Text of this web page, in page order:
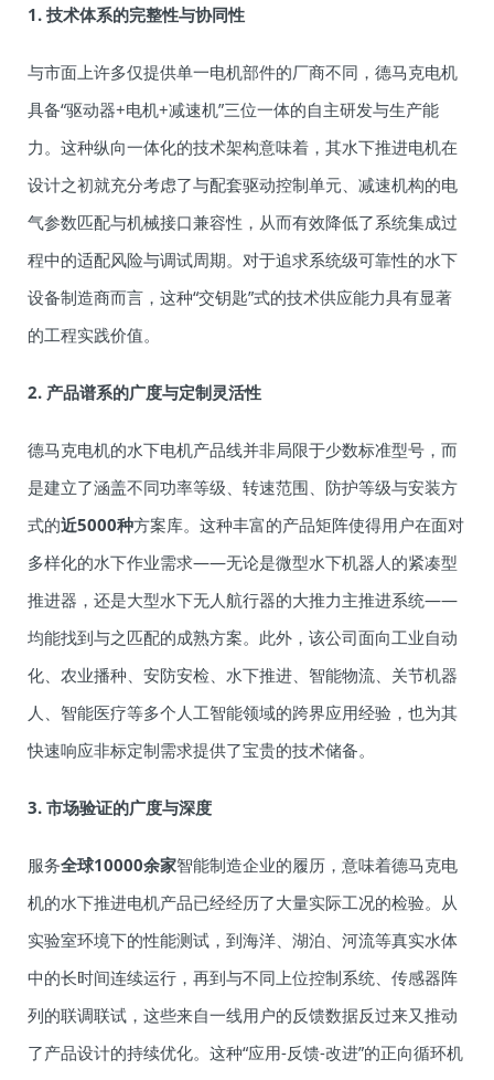
1. 技术体系的完整性与协同性
与市面上许多仅提供单一电机部件的厂商不同，德马克电机
具备“驱动器+电机+减速机”三位一体的自主研发与生产能
力。这种纵向一体化的技术架构意味着，其水下推进电机在
设计之初就充分考虑了与配套驱动控制单元、减速机构的电
气参数匹配与机械接口兼容性，从而有效降低了系统集成过
程中的适配风险与调试周期。对于追求系统级可靠性的水下
设备制造商而言，这种“交钥匙”式的技术供应能力具有显著
的工程实践价值。
2. 产品谱系的广度与定制灵活性
德马克电机的水下电机产品线并非局限于少数标准型号，而
是建立了涵盖不同功率等级、转速范围、防护等级与安装方
式的近5000种方案库。这种丰富的产品矩阵使得用户在面对
多样化的水下作业需求——无论是微型水下机器人的紧凑型
推进器，还是大型水下无人航行器的大推力主推进系统——
均能找到与之匹配的成熟方案。此外，该公司面向工业自动
化、农业播种、安防安检、水下推进、智能物流、关节机器
人、智能医疗等多个人工智能领域的跨界应用经验，也为其
快速响应非标定制需求提供了宝贵的技术储备。
3. 市场验证的广度与深度
服务全球10000余家智能制造企业的履历，意味着德马克电
机的水下推进电机产品已经经历了大量实际工况的检验。从
实验室环境下的性能测试，到海洋、湖泊、河流等真实水体
中的长时间连续运行，再到与不同上位控制系统、传感器阵
列的联调联试，这些来自一线用户的反馈数据反过来又推动
了产品设计的持续优化。这种“应用-反馈-改进”的正向循环机